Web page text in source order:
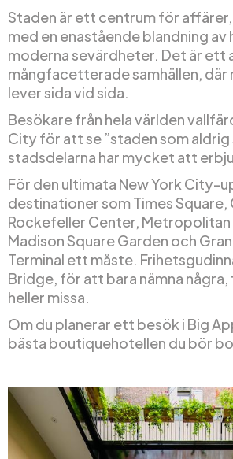
Staden är ett centrum för
med en enastående blandning av
moderna sevärdheter. Det är ett
mångfacetterade samhällen, där
lever sida vid sida.
Besökare från hela världen
City för att se ”staden som aldrig
stadsdelarna har mycket att
För den ultimata New York City-
destinationer som Times Square,
Rockefeller Center, Metropolitan
Madison Square Garden och
Terminal ett måste.
Bridge, för att bara nämna några,
heller missa.
Om du planerar ett besök i Big
bästa boutiquehotellen du bör